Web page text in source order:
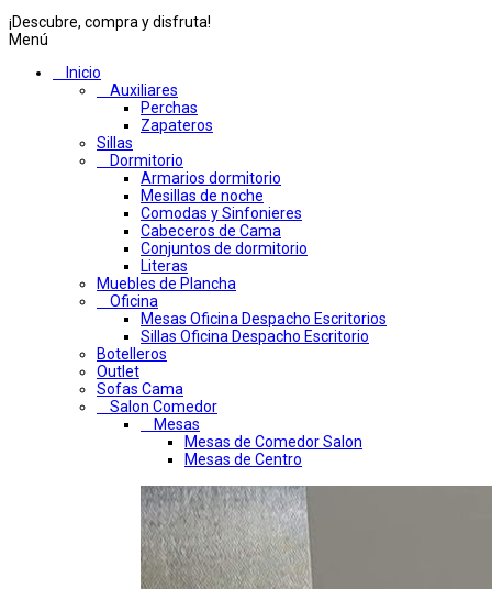
¡Descubre, compra y disfruta!
Menú
Inicio
Auxiliares
Perchas
Zapateros
Sillas
Dormitorio
Armarios dormitorio
Mesillas de noche
Comodas y Sinfonieres
Cabeceros de Cama
Conjuntos de dormitorio
Literas
Muebles de Plancha
Oficina
Mesas Oficina Despacho Escritorios
Sillas Oficina Despacho Escritorio
Botelleros
Outlet
Sofas Cama
Salon Comedor
Mesas
Mesas de Comedor Salon
Mesas de Centro